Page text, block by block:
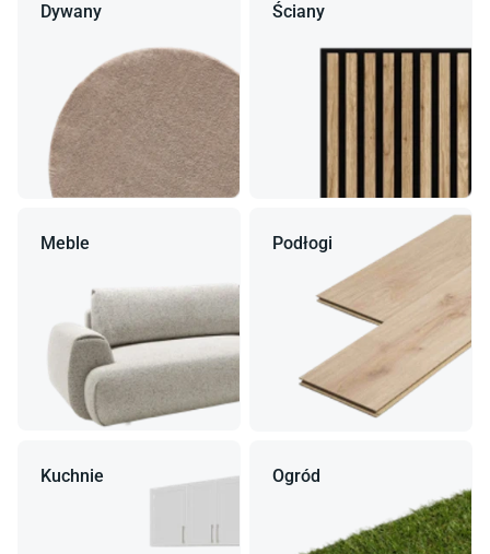
Dywany Ściany
Meble Podłogi
Kuchnie Ogród